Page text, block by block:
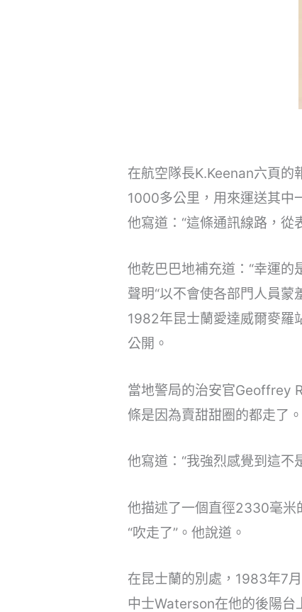
在航空隊長K.Keenan六頁的
1000多公里，用來運送其中
他寫道：“這條通訊線路，從
他乾巴巴地補充道：“幸運
聲明“以不會使各部門人員蒙
1982年昆士蘭愛達威爾麥羅
公開。
當地警局的治安官Geoffrey
條是因為賣甜甜圈的都走了。
他寫道：“我強烈感覺到這不
他描述了一個直徑2330毫米
“吹走了”。他說道。
在昆士蘭的別處，1983年7
中士Waterson在他的後陽台